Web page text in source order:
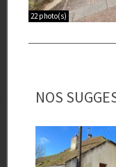
22 photo(s)
NOS